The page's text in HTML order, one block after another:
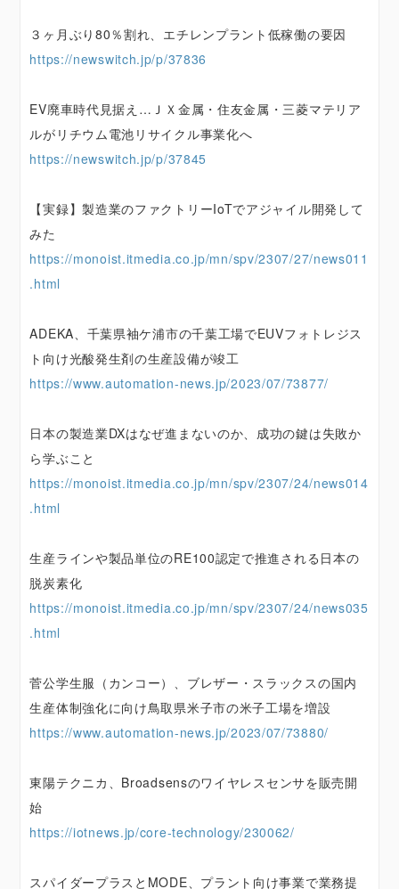
３ヶ月ぶり80％割れ、エチレンプラント低稼働の要因
https://newswitch.jp/p/37836
EV廃車時代見据え…ＪＸ金属・住友金属・三菱マテリア
ルがリチウム電池リサイクル事業化へ
https://newswitch.jp/p/37845
【実録】製造業のファクトリーIoTでアジャイル開発して
みた
https://monoist.itmedia.co.jp/mn/spv/2307/27/news011
.html
ADEKA、千葉県袖ケ浦市の千葉工場でEUVフォトレジス
ト向け光酸発生剤の生産設備が竣工
https://www.automation-news.jp/2023/07/73877/
日本の製造業DXはなぜ進まないのか、成功の鍵は失敗か
ら学ぶこと
https://monoist.itmedia.co.jp/mn/spv/2307/24/news014
.html
生産ラインや製品単位のRE100認定で推進される日本の
脱炭素化
https://monoist.itmedia.co.jp/mn/spv/2307/24/news035
.html
菅公学生服（カンコー）、ブレザー・スラックスの国内
生産体制強化に向け鳥取県米子市の米子工場を増設
https://www.automation-news.jp/2023/07/73880/
東陽テクニカ、Broadsensのワイヤレスセンサを販売開
始
https://iotnews.jp/core-technology/230062/
スパイダープラスとMODE、プラント向け事業で業務提